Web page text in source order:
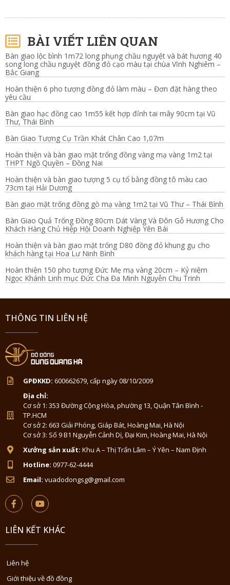
BÀI VIẾT LIÊN QUAN
Bàn giao lộc bình 1m72 long phụng chầu nguyệt và bát hương 40
song long chầu nguyệt đồng đỏ cạo màu tại chùa Vĩnh Nghiêm –
Bắc Giang
Hoàn thiện 6 pho tượng đồng đỏ làm màu – Đơn đặt hàng theo
yêu cầu
Bàn giao hạc đồng cao 1m55 kết hợp đỉnh tai mây 90cm tại Vũ
Thư, Thái Bình
Bàn Giao Tượng Cụ Trần Khát Chân Cao 1,07m
Hoàn thiện và bàn giao mặt trống đồng vàng mạ vàng 1m2 tại
THPT Ngồ Quyền – Đồng Nai
Hoàn thiện và bàn giao tượng 5 cụ tổ bằng đồng tô màu cao
73cm tại Hải Dương
Bàn giao mặt trống đồng gò mạ vàng 1m2 tại Vũ Thư – Thái Bình
Bàn Giao Quả Trống Đồng 80cm Dát Vàng Và Đôn Gỗ Hương Cho
Khách Hàng Chủ Hiệp Hội Doanh Nghiệp Yên Bái
Hoàn thiện và bàn giao mặt trống D80 đồng đỏ khung gụ cho
khách hàng tại Hoa Lư Ninh Bình
Hoàn thiện 150 pho tượng Đức Mẹ mạ vàng 20cm – Kỷ niệm
Ngọc Khánh Linh mục Đức Cha Đa Minh Nguyễn Chu Trinh
THÔNG TIN LIÊN HỆ
GPĐKKD: 600662679, cấp ngày 08/10/2009
Địa chỉ:
Cơ sở 1: 353 Đường Cộng Hòa, phường 13, Quận Tân Bình -
TP.HCM
Cơ sở 2: 663 Giải Phóng, Giáp Bát, Hoàng Mai, Hà Nội
Cơ sở 3: Số 9 B1 Nguyễn Cảnh Dị, Đại Kim, Hoàng Mai, Hà Nội
Xưởng sản xuất: Khu A – Thị Trấn Lâm – Ý Yên – Nam Định
Hotline: 0977-62-4444
Email: vuadodongsg@gmail.com
LIÊN KẾT KHÁC
Liên hệ
Giới thiệu về đồ đồng